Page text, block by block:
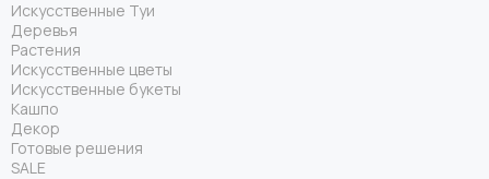
Искусственные Туи
Деревья
Растения
Искусственные цветы
Искусственные букеты
Кашпо
Декор
Готовые решения
SALE